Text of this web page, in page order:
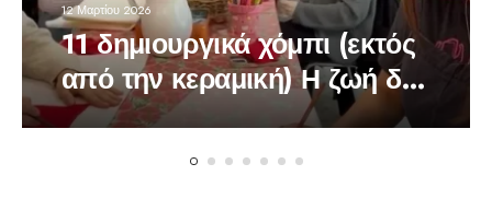
12 Μαρτίου 2026
11 δημιουργικά χόμπι (εκτός
από την κεραμική) Η ζωή δεν
είναι μόνο social media